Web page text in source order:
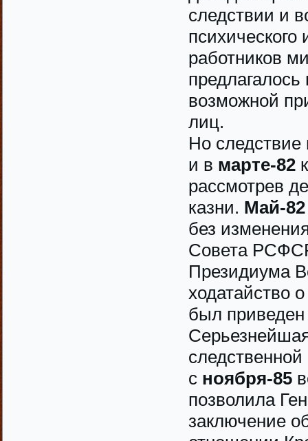
следствии и
работников
возможной
лиц.
Но следствие
и в марте-82
рассмотрев
казни. Май-82
без
Совета
Президиума
ходатайство
был
с ноября-85
позволила
заключение